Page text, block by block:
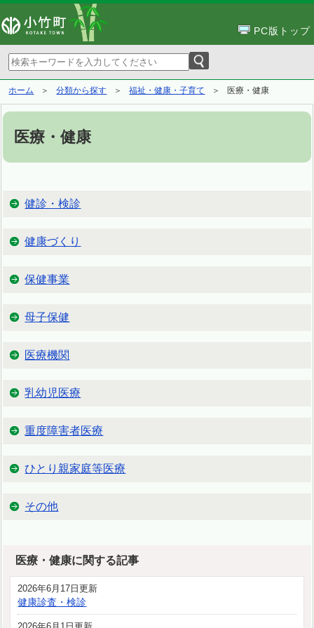
PC版トップ
ホーム 分類から探す 福祉・健康・子育て 医療・健康
医療・健康
健診・検診
健康づくり
保健事業
母子保健
医療機関
乳幼児医療
重度障害者医療
ひとり親家庭等医療
その他
医療・健康に関する記事
2026年6月17日更新
健康診査・検診